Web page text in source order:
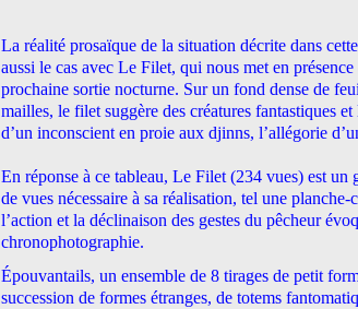
La réalité prosaïque de la situation décrite dans
aussi le cas avec Le Filet, qui nous met en
prochaine sortie nocturne. Sur un fond dense de
mailles, le filet suggère des créatures fantastiques
d’un inconscient en proie aux djinns, l’allégorie
En réponse à ce tableau, Le Filet (234 vues) est un
de vues nécessaire à sa réalisation, tel une
l’action et la déclinaison des gestes du pêcheur
chronophotographie.
Épouvantails, un ensemble de 8 tirages de petit
succession de formes étranges, de totems